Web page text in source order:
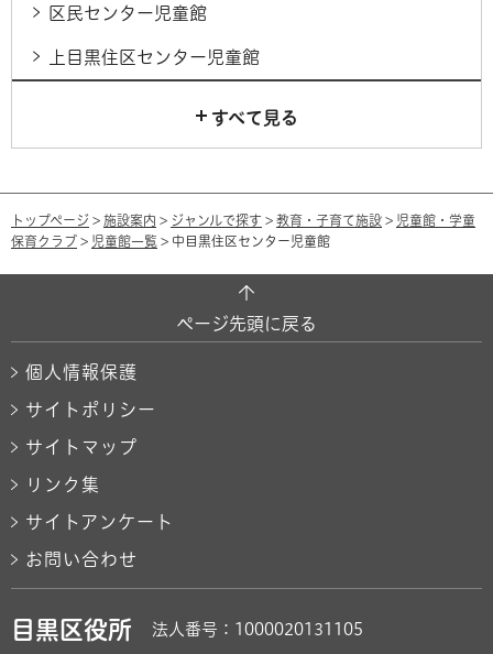
区民センター児童館
上目黒住区センター児童館
すべて見る
トップページ > 施設案内 > ジャンルで探す > 教育・子育て施設 > 児童館・学童
保育クラブ > 児童館一覧 > 中目黒住区センター児童館
ページ先頭に戻る
個人情報保護
サイトポリシー
サイトマップ
リンク集
サイトアンケート
お問い合わせ
目黒区役所 法人番号：1000020131105